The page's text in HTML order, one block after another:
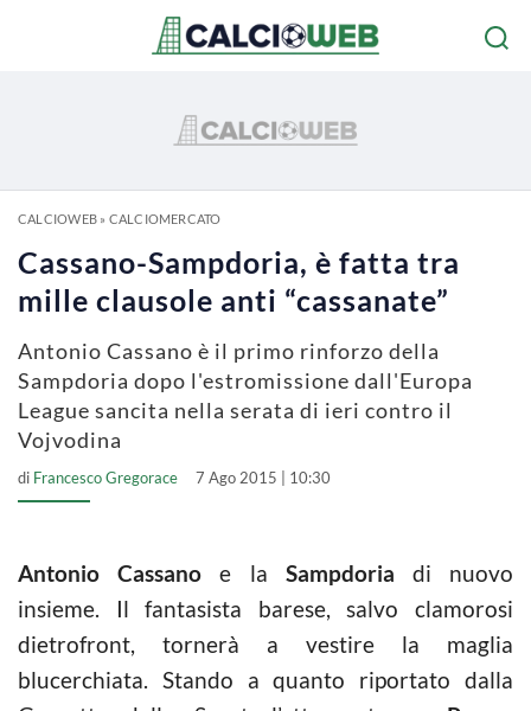
CALCIOWEB» CALCIOMERCATO
Cassano-Sampdoria, è fatta tra
mille clausole anti “cassanate”
Antonio Cassano è il primo rinforzo della
Sampdoria dopo l'estromissione dall'Europa
League sancita nella serata di ieri contro il
Vojvodina
di Francesco Gregorace 7 Ago 2015 | 10:30
Antonio Cassano e la Sampdoria di nuovo
insieme. Il fantasista barese, salvo clamorosi
dietrofront, tornerà a vestire la maglia
blucerchiata. Stando a quanto riportato dalla